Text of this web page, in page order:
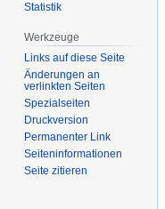
Statistik
Werkzeuge
Links auf diese Seite
Änderungen an
verlinkten Seiten
Spezialseiten
Druckversion
Permanenter Link
Seiten­­informationen
Seite zitieren